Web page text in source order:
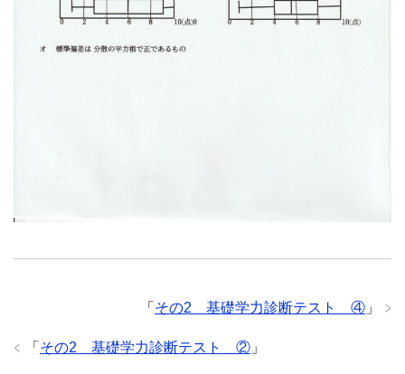
「 その2 基礎学力診断テスト ④ 」
「 その2 基礎学力診断テスト ② 」